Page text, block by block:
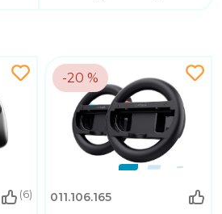
(6)
-20 %
011.106.165